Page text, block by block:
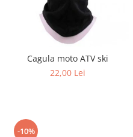
Cagula moto ATV ski
22,00 Lei
-10%